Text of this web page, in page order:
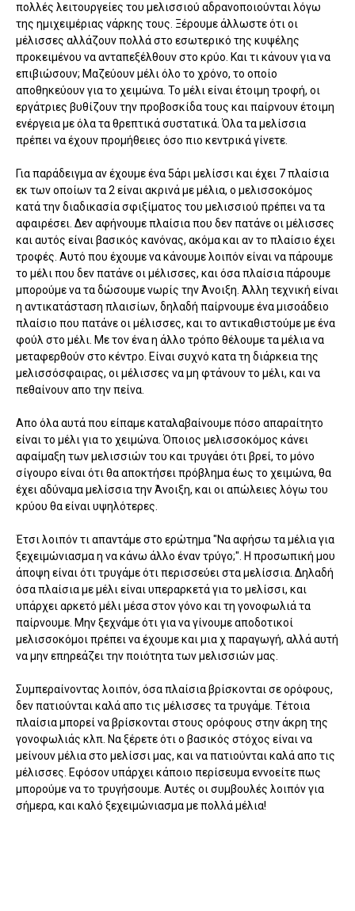
πολλές λειτουργείες του μελισσιού αδρανοποιούνται λόγω
της ημιχειμέριας νάρκης τους. Ξέρουμε άλλωστε ότι οι
μέλισσες αλλάζουν πολλά στο εσωτερικό της κυψέλης
προκειμένου να ανταπεξέλθουν στο κρύο. Και τι κάνουν για να
επιβιώσουν; Μαζεύουν μέλι όλο το χρόνο, το οποίο
αποθηκεύουν για το χειμώνα. Το μέλι είναι έτοιμη τροφή, οι
εργάτριες βυθίζουν την προβοσκίδα τους και παίρνουν έτοιμη
ενέργεια με όλα τα θρεπτικά συστατικά. Όλα τα μελίσσια
πρέπει να έχουν προμήθειες όσο πιο κεντρικά γίνετε.
Για παράδειγμα αν έχουμε ένα 5άρι μελίσσι και έχει 7 πλαίσια
εκ των οποίων τα 2 είναι ακρινά με μέλια, ο μελισσοκόμος
κατά την διαδικασία σφιξίματος του μελισσιού πρέπει να τα
αφαιρέσει. Δεν αφήνουμε πλαίσια που δεν πατάνε οι μέλισσες
και αυτός είναι βασικός κανόνας, ακόμα και αν το πλαίσιο έχει
τροφές. Αυτό που έχουμε να κάνουμε λοιπόν είναι να πάρουμε
το μέλι που δεν πατάνε οι μέλισσες, και όσα πλαίσια πάρουμε
μπορούμε να τα δώσουμε νωρίς την Άνοιξη. Άλλη τεχνική είναι
η αντικατάσταση πλαισίων, δηλαδή παίρνουμε ένα μισοάδειο
πλαίσιο που πατάνε οι μέλισσες, και το αντικαθιστούμε με ένα
φούλ στο μέλι. Με τον ένα η άλλο τρόπο θέλουμε τα μέλια να
μεταφερθούν στο κέντρο. Είναι συχνό κατα τη διάρκεια της
μελισσόσφαιρας, οι μέλισσες να μη φτάνουν το μέλι, και να
πεθαίνουν απο την πείνα.
Απο όλα αυτά που είπαμε καταλαβαίνουμε πόσο απαραίτητο
είναι το μέλι για το χειμώνα. Όποιος μελισσοκόμος κάνει
αφαίμαξη των μελισσιών του και τρυγάει ότι βρεί, το μόνο
σίγουρο είναι ότι θα αποκτήσει πρόβλημα έως το χειμώνα, θα
έχει αδύναμα μελίσσια την Άνοιξη, και οι απώλειες λόγω του
κρύου θα είναι υψηλότερες.
Έτσι λοιπόν τι απαντάμε στο ερώτημα "Να αφήσω τα μέλια για
ξεχειμώνιασμα η να κάνω άλλο έναν τρύγο;". Η προσωπική μου
άποψη είναι ότι τρυγάμε ότι περισσεύει στα μελίσσια. Δηλαδή
όσα πλαίσια με μέλι είναι υπεραρκετά για το μελίσσι, και
υπάρχει αρκετό μέλι μέσα στον γόνο και τη γονοφωλιά τα
παίρνουμε. Μην ξεχνάμε ότι για να γίνουμε αποδοτικοί
μελισσοκόμοι πρέπει να έχουμε και μια χ παραγωγή, αλλά αυτή
να μην επηρεάζει την ποιότητα των μελισσιών μας.
Συμπεραίνοντας λοιπόν, όσα πλαίσια βρίσκονται σε ορόφους,
δεν πατιούνται καλά απο τις μέλισσες τα τρυγάμε. Τέτοια
πλαίσια μπορεί να βρίσκονται στους ορόφους στην άκρη της
γονοφωλιάς κλπ. Να ξέρετε ότι ο βασικός στόχος είναι να
μείνουν μέλια στο μελίσσι μας, και να πατιούνται καλά απο τις
μέλισσες. Εφόσον υπάρχει κάποιο περίσευμα εννοείτε πως
μπορούμε να το τρυγήσουμε. Αυτές οι συμβουλές λοιπόν για
σήμερα, και καλό ξεχειμώνιασμα με πολλά μέλια!